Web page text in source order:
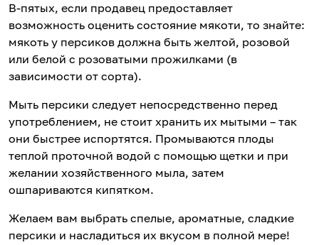
В-пятых, если продавец предоставляет
возможность оценить состояние мякоти, то знайте:
мякоть у персиков должна быть желтой, розовой
или белой с розоватыми прожилками (в
зависимости от сорта).
Мыть персики следует непосредственно перед
употреблением, не стоит хранить их мытыми – так
они быстрее испортятся. Промываются плоды
теплой проточной водой с помощью щетки и при
желании хозяйственного мыла, затем
ошпариваются кипятком.
Желаем вам выбрать спелые, ароматные, сладкие
персики и насладиться их вкусом в полной мере!